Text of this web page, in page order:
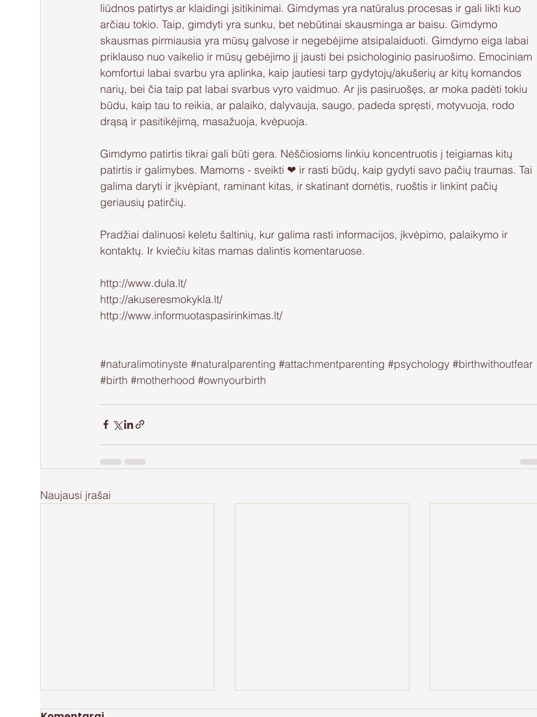
liūdnos patirtys ar klaidingi įsitikinimai. Gimdymas yra natūralus procesas ir gali likti kuo
arčiau tokio. Taip, gimdyti yra sunku, bet nebūtinai skausminga ar baisu. Gimdymo
skausmas pirmiausia yra mūsų galvose ir negebėjime atsipalaiduoti. Gimdymo eiga labai
priklauso nuo vaikelio ir mūsų gebėjimo jį jausti bei psichologinio pasiruošimo. Emociniam
komfortui labai svarbu yra aplinka, kaip jautiesi tarp gydytojų/akušerių ar kitų komandos
narių, bei čia taip pat labai svarbus vyro vaidmuo. Ar jis pasiruošęs, ar moka padėti tokiu
būdu, kaip tau to reikia, ar palaiko, dalyvauja, saugo, padeda spręsti, motyvuoja, rodo
drąsą ir pasitikėjimą, masažuoja, kvėpuoja.
Gimdymo patirtis tikrai gali būti gera. Nėščiosioms linkiu koncentruotis į teigiamas kitų
patirtis ir galimybes. Mamoms - sveikti ❤ ir rasti būdų, kaip gydyti savo pačių traumas. Tai
galima daryti ir įkvėpiant, raminant kitas, ir skatinant domėtis, ruoštis ir linkint pačių
geriausių patirčių.
Pradžiai dalinuosi keletu šaltinių, kur galima rasti informacijos, įkvėpimo, palaikymo ir
kontaktų. Ir kviečiu kitas mamas dalintis komentaruose.
http://www.dula.lt/
http://akuseresmokykla.lt/
http://www.informuotaspasirinkimas.lt/
#naturalimotinyste #naturalparenting #attachmentparenting #psychology #birthwithoutfear
#birth #motherhood #ownyourbirth
Naujausi įrašai